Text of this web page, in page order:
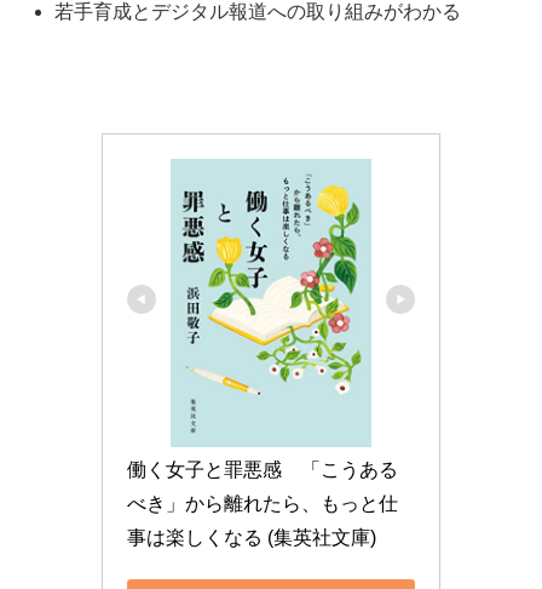
若手育成とデジタル報道への取り組みがわかる
働く女子と罪悪感　「こうある
べき」から離れたら、もっと仕
事は楽しくなる (集英社文庫)